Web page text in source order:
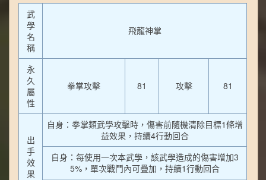
武
學
名
稱
飛龍神掌
永
久
屬
性
拳掌攻擊 81 攻擊 81
出
手
效
果
自身：拳掌類武學攻擊時，傷害前隨機清除目標1條增
益效果，持續4行動回合
自身：每使用一次本武學，該武學造成的傷害增加3
5%，單次戰鬥內可疊加，持續1行動回合